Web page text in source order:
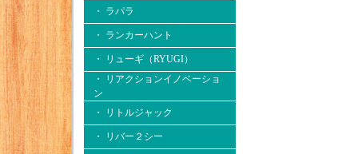
・ ラパラ
・ ランカーハント
・ リューギ（RYUGI）
・ リアクションイノベーショ
ン
・ リトルジャック
・ リバー２シー